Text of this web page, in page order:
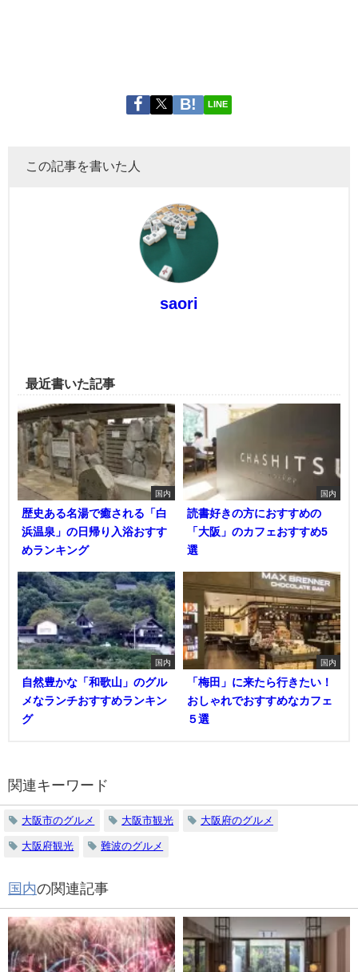
LINE
この記事を書いた人
saori
最近書いた記事
国内
歴史ある名湯で癒される「白
浜温泉」の日帰り入浴おすす
めランキング
国内
読書好きの方におすすめの
「大阪」のカフェおすすめ5
選
国内
自然豊かな「和歌山」のグル
メなランチおすすめランキン
グ
国内
「梅田」に来たら行きたい！
おしゃれでおすすめなカフェ
５選
関連キーワード
大阪市のグルメ 大阪市観光 大阪府のグルメ
大阪府観光 難波のグルメ
国内の関連記事